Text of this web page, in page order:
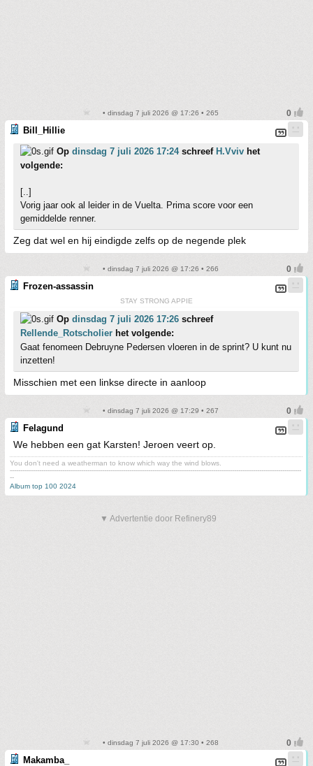
• dinsdag 7 juli 2026 @ 17:26 • 265
Bill_Hillie
Op dinsdag 7 juli 2026 17:24schreef H.Vviv het
volgende:
[..]
Vorig jaar ook al leider in de Vuelta. Prima score voor een
gemiddelde renner.
Zeg dat wel en hij eindigde zelfs op de negende plek
• dinsdag 7 juli 2026 @ 17:26 • 266
Frozen-assassin
STAY STRONG APPIE
Op dinsdag 7 juli 2026 17:26 schreef
Rellende_Rotscholier het volgende:
Gaat fenomeen Debruyne Pedersen vloeren in de sprint? U kunt nu
inzetten!
Misschien met een linkse directe in aanloop
• dinsdag 7 juli 2026 @ 17:29 • 267
Felagund
We hebben een gat Karsten! Jeroen veert op.
You don't need a weatherman to know which way the wind blows.
-------------------------------------------------------------------------------------------------------------------------------------------
--
Album top 100 2024
▼ Advertentie door Refinery89
• dinsdag 7 juli 2026 @ 17:30 • 268
Makamba_